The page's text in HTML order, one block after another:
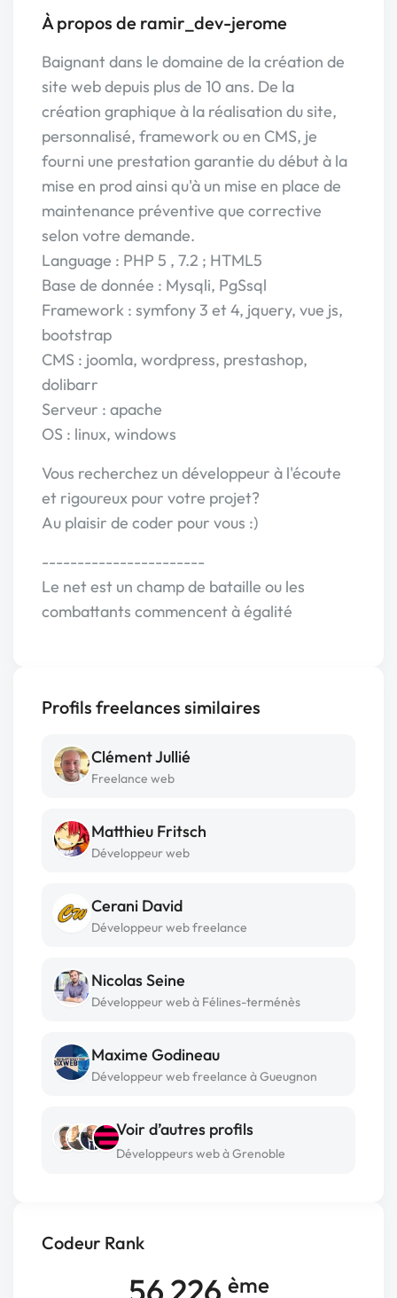
Codeur Rank
ème
À propos de ramir_dev-jerome
Baignant dans le domaine de la création de
site web depuis plus de 10 ans. De la
création graphique à la réalisation du site,
personnalisé, framework ou en CMS, je
fourni une prestation garantie du début à la
mise en prod ainsi qu'à un mise en place de
maintenance préventive que corrective
selon votre demande.
Language : PHP 5 , 7.2 ; HTML5
Base de donnée : Mysqli, PgSsql
Framework : symfony 3 et 4, jquery, vue js,
bootstrap
CMS : joomla, wordpress, prestashop,
dolibarr
Serveur : apache
OS : linux, windows
Vous recherchez un développeur à l'écoute
et rigoureux pour votre projet?
Au plaisir de coder pour vous :)
-----------------------
Le net est un champ de bataille ou les
combattants commencent à égalité
Profils freelances similaires
Clément Jullié
Freelance web
Matthieu Fritsch
Développeur web
Cerani David
Développeur web freelance
Nicolas Seine
Développeur web à Félines-terménès
Maxime Godineau
Développeur web freelance à Gueugnon
Voir d’autres profils
Développeurs web à Grenoble